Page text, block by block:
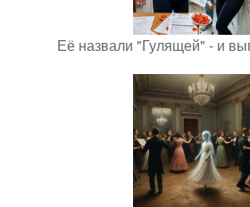
Её назвали "Гулящей" - и